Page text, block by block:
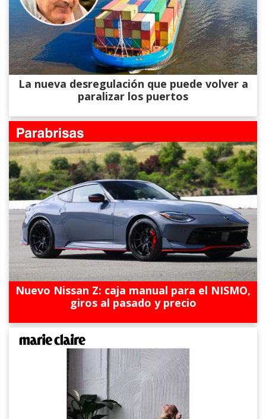
La nueva desregulación que puede volver a
paralizar los puertos
Nuevo Nissan Z: caja manual para el NISMO,
giros al pasado y precio